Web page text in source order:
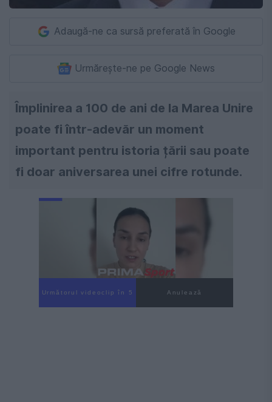
Adaugă-ne ca sursă preferată în Google
Urmărește-ne pe Google News
Împlinirea a 100 de ani de la Marea Unire
poate fi într-adevăr un moment
important pentru istoria țării sau poate
fi doar aniversarea unei cifre rotunde.
Următorul videoclip în 4 Anulează